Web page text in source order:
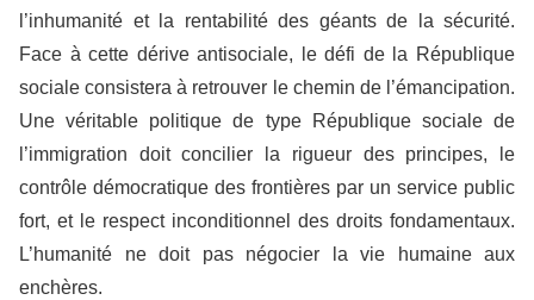
l’inhumanité et la rentabilité des géants de la sécurité.
Face à cette dérive antisociale, le défi de la République
sociale consistera à retrouver le chemin de l’émancipation.
Une véritable politique de type République sociale de
l’immigration doit concilier la rigueur des principes, le
contrôle démocratique des frontières par un service public
fort, et le respect inconditionnel des droits fondamentaux.
L’humanité ne doit pas négocier la vie humaine aux
enchères.